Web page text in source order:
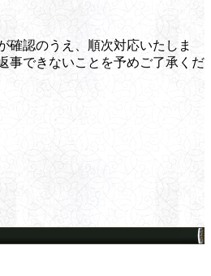
確認のうえ、順次対応いたしま
事できないことを予めご了承くだ